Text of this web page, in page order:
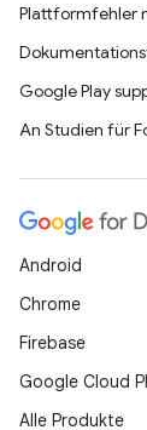
Plattformfehler
Google Play
An Studien für
Android
Chrome
Firebase
Google Cloud
Alle Produkte